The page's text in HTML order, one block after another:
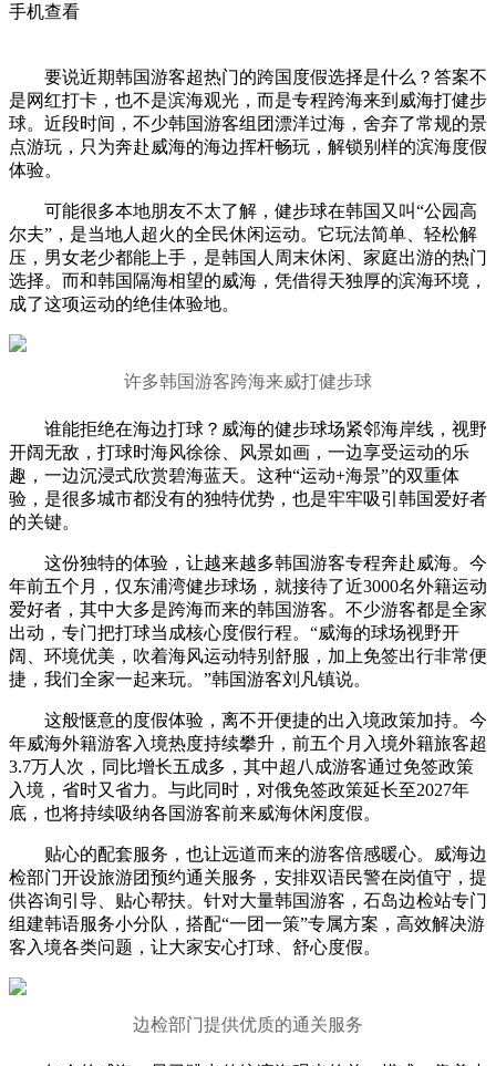
手机查看
要说近期韩国游客超热门的跨国度假选择是什么？答案不
是网红打卡，也不是滨海观光，而是专程跨海来到威海打健步
球。近段时间，不少韩国游客组团漂洋过海，舍弃了常规的景
点游玩，只为奔赴威海的海边挥杆畅玩，解锁别样的滨海度假
体验。
可能很多本地朋友不太了解，健步球在韩国又叫“公园高
尔夫”，是当地人超火的全民休闲运动。它玩法简单、轻松解
压，男女老少都能上手，是韩国人周末休闲、家庭出游的热门
选择。而和韩国隔海相望的威海，凭借得天独厚的滨海环境，
成了这项运动的绝佳体验地。
许多韩国游客跨海来威打健步球
谁能拒绝在海边打球？威海的健步球场紧邻海岸线，视野
开阔无敌，打球时海风徐徐、风景如画，一边享受运动的乐
趣，一边沉浸式欣赏碧海蓝天。这种“运动+海景”的双重体
验，是很多城市都没有的独特优势，也是牢牢吸引韩国爱好者
的关键。
这份独特的体验，让越来越多韩国游客专程奔赴威海。今
年前五个月，仅东浦湾健步球场，就接待了近3000名外籍运动
爱好者，其中大多是跨海而来的韩国游客。不少游客都是全家
出动，专门把打球当成核心度假行程。“威海的球场视野开
阔、环境优美，吹着海风运动特别舒服，加上免签出行非常便
捷，我们全家一起来玩。”韩国游客刘凡镇说。
这般惬意的度假体验，离不开便捷的出入境政策加持。今
年威海外籍游客入境热度持续攀升，前五个月入境外籍旅客超
3.7万人次，同比增长五成多，其中超八成游客通过免签政策
入境，省时又省力。与此同时，对俄免签政策延长至2027年
底，也将持续吸纳各国游客前来威海休闲度假。
贴心的配套服务，也让远道而来的游客倍感暖心。威海边
检部门开设旅游团预约通关服务，安排双语民警在岗值守，提
供咨询引导、贴心帮扶。针对大量韩国游客，石岛边检站专门
组建韩语服务小分队，搭配“一团一策”专属方案，高效解决游
客入境各类问题，让大家安心打球、舒心度假。
边检部门提供优质的通关服务